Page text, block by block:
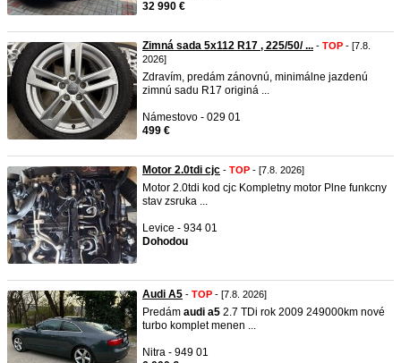
32 990 €
Zimná sada 5x112 R17 , 225/50/ ... - TOP - [7.8.
2026]
Zdravím, predám zánovnú, minimálne jazdenú
zimnú sadu R17 originá ...
Námestovo - 029 01
499 €
Motor 2.0tdi cjc - TOP - [7.8. 2026]
Motor 2.0tdi kod cjc Kompletny motor Plne funkcny
stav zsruka ...
Levice - 934 01
Dohodou
Audi A5 - TOP - [7.8. 2026]
Predám audi a5 2.7 TDi rok 2009 249000km nové
turbo komplet menen ...
Nitra - 949 01